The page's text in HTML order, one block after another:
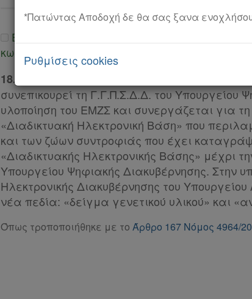
Εμφάνιση διαφορών με την προηγούμενη
κωδικοποίηση
18. Η Διεύθυνση Ηλεκτρονικής
συνεπικουρεί τη Γ.Γ.Π.Σ.Δ.Δ. του
υλοποίηση του ΕΜΖΣ και συνεργάζεται για
«Διαδικτυακή Ηλεκτρονική Βάση» που
και των ζώων συντροφιάς που έχει
«Διαδικτυακής Ηλεκτρονικής Βάσης» μέχρι
Υπουργείου Ψηφιακής Διακυβέρνησης. Στην
Ηλεκτρονικής Διακυβέρνησης του
νέα πεδία: «δείγμα γενετικού υλικού» και
Όπως τροποποιήθηκε με το Άρθρο 167 Νόμος 4964/
*Πατώντας Αποδοχή δε θα σας ξανα
Ρυθμίσεις cookies